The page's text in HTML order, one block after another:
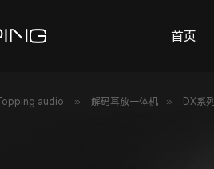
首页
Topping audio » 解码耳放一体机 » DX系列